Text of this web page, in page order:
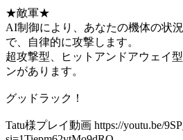
★敵軍★
AI制御により、あなたの機体の状
で、自律的に攻撃します。
超攻撃型、ヒットアンドアウェイ
ンがあります。
グッドラック！
Tatu様プレイ動画 https://youtu.be/